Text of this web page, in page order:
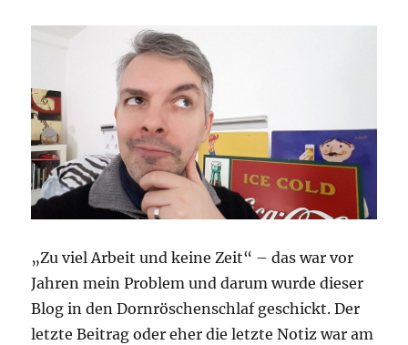
„Zu viel Arbeit und keine Zeit“ – das war vor
Jahren mein Problem und darum wurde dieser
Blog in den Dornröschenschlaf geschickt. Der
letzte Beitrag oder eher die letzte Notiz war am